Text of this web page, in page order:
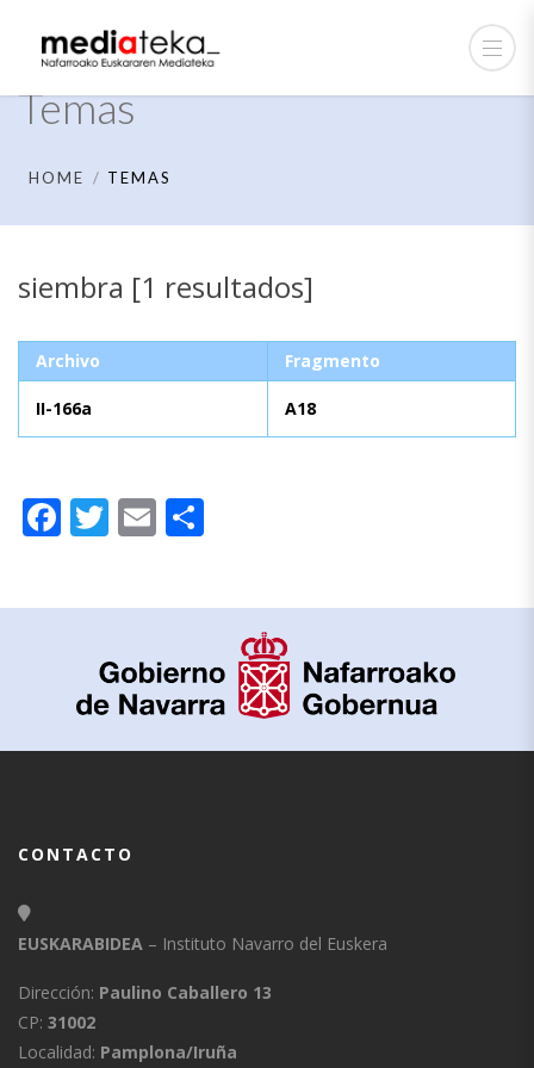
Temas
HOME TEMAS
siembra [1 resultados]
Archivo Fragmento
II-166a A18
Facebook
Twitter
Email
CONTACTO
EUSKARABIDEA – Instituto Navarro del Euskera
Dirección: Paulino Caballero 13
CP: 31002
Localidad: Pamplona/Iruña